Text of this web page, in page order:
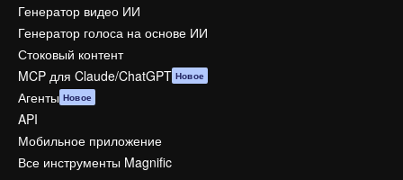
Генератор видео ИИ
Генератор голоса на основе ИИ
Стоковый контент
MCP для Claude/ChatGPT Новое
Агенты Новое
API
Мобильное приложение
Все инструменты Magnific